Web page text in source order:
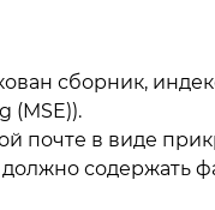
сборник,
(MSE)).
почте в виде
должно содержать